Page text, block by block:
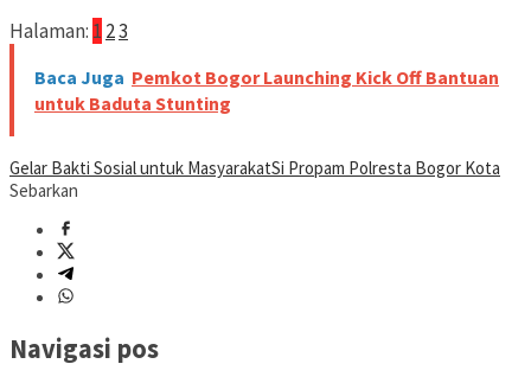
Halaman: 1 23
Baca Juga Pemkot Bogor Launching Kick Off Bantuan
untuk Baduta Stunting
Gelar Bakti Sosial untuk MasyarakatSi Propam Polresta Bogor Kota
Sebarkan
Navigasi pos